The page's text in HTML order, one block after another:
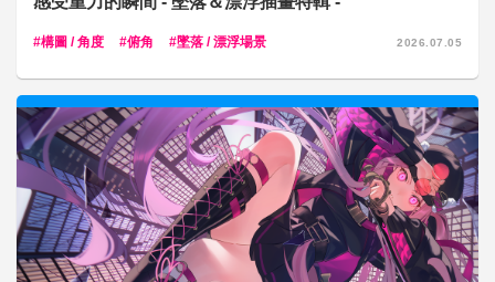
構圖 / 角度 俯角 墜落 / 漂浮場景 2026.07.05